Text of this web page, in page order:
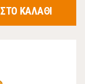
ΣΤΟ ΚΑΛΑΘΙ